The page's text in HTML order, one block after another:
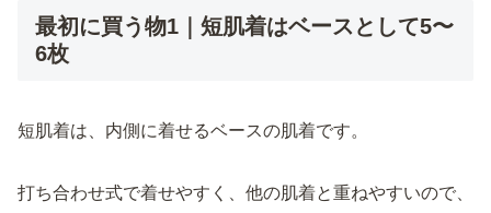
最初に買う物1｜短肌着はベースとして5〜
6枚
短肌着は、内側に着せるベースの肌着です。
打ち合わせ式で着せやすく、他の肌着と重ねやすいので、